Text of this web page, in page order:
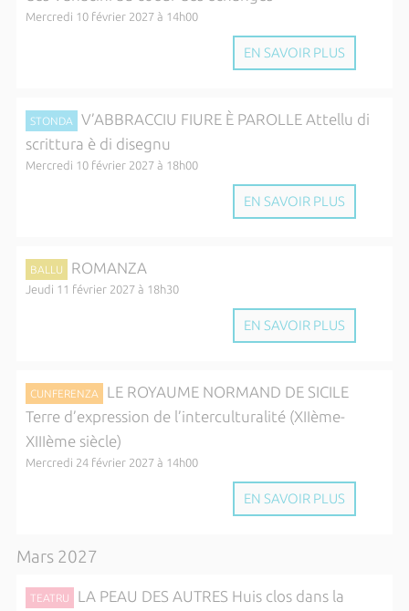
Mercredi 10 février 2027 à 14h00
EN SAVOIR PLUS
STONDA
V’ABBRACCIU FIURE È PAROLLE Attellu di
scrittura è di disegnu
Mercredi 10 février 2027 à 18h00
EN SAVOIR PLUS
BALLU ROMANZA
Jeudi 11 février 2027 à 18h30
EN SAVOIR PLUS
CUNFERENZA
LE ROYAUME NORMAND DE SICILE
Terre d’expression de l’interculturalité (XIIème-
XIIIème siècle)
Mercredi 24 février 2027 à 14h00
EN SAVOIR PLUS
Mars 2027
TEATRU
LA PEAU DES AUTRES Huis clos dans la